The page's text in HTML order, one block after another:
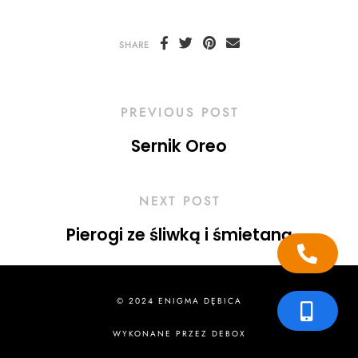
SHARE
PREVIOUS POST
Sernik Oreo
NEXT POST
Pierogi ze śliwką i śmietaną
© 2024 ENIGMA DĘBICA
WYKONANE PRZEZ DEBOX